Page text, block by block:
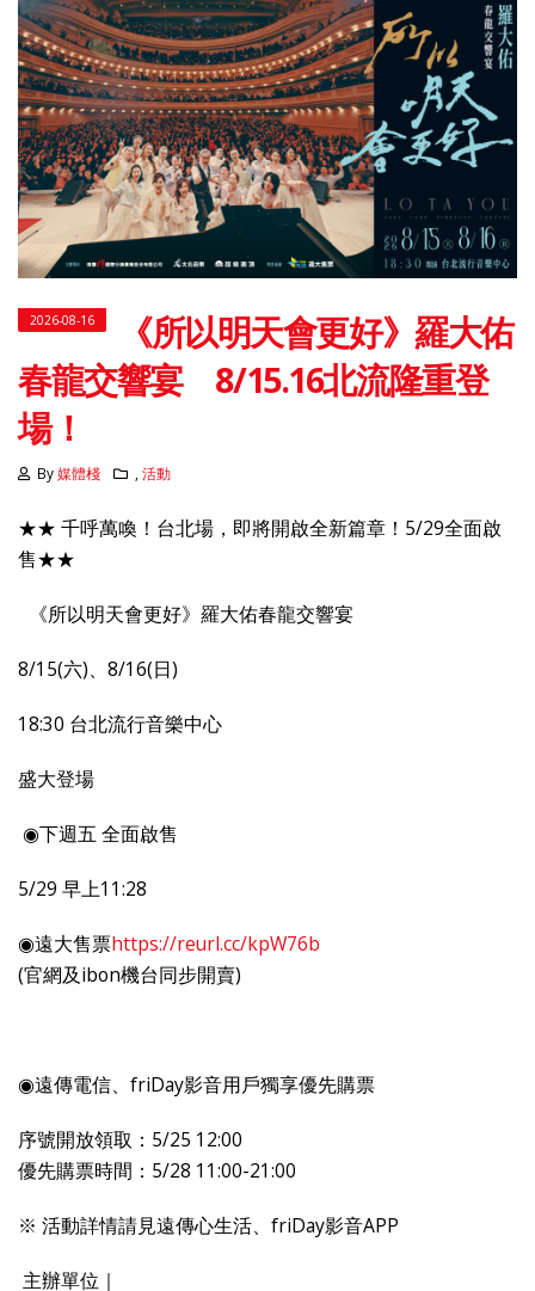
2026-08-16
《所以明天會更好》羅大佑
春龍交響宴 8/15.16北流隆重登
場！
By媒體棧 , 活動
★★ 千呼萬喚！台北場，即將開啟全新篇章！ 5/29全面啟
售★★
《所以明天會更好》羅大佑春龍交響宴
8/15(六)、 8/16(日)
18:30 台北流行音樂中心
盛大登場
◉下週五 全面啟售
5/29 早上11:28
◉遠大售票https://reurl.cc/kpW76b
(官網及ibon機台同步開賣)
◉遠傳電信、 friDay影音用戶獨享優先購票
序號開放領取： 5/25 12:00
優先購票時間： 5/28 11:00-21:00
※ 活動詳情請見遠傳心生活、 friDay影音APP
主辦單位｜